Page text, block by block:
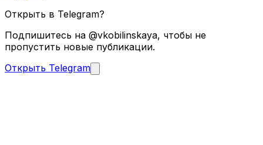
Открыть в Telegram?
Подпишитесь на @vkobilinskaya, чтобы не
пропустить новые публикации.
Открыть Telegram